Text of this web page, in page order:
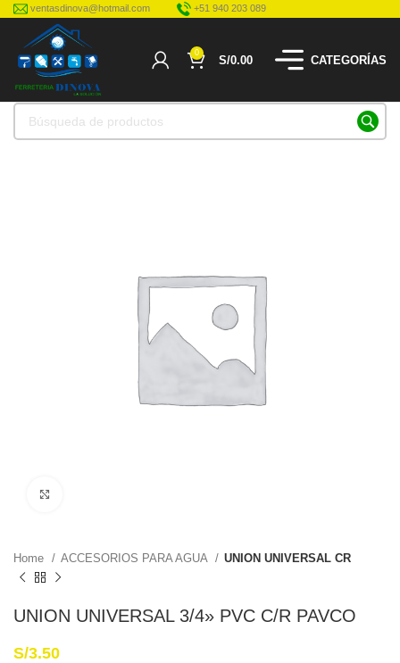
ventasdinova@hotmail.com +51 940 203 089
0
S/0.00 CATEGORÍAS
Home ACCESORIOS PARA AGUA UNION UNIVERSAL CR
UNION UNIVERSAL 3/4» PVC C/R PAVCO
S/3.50